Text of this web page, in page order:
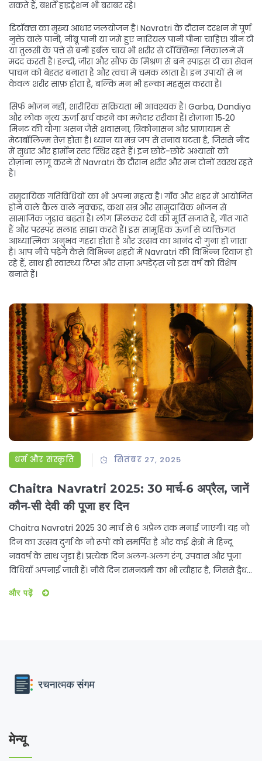
सकते हैं, बशर्ते हाइड्रेशन भी बराबर रहे।
डिटॉक्स का मुख्य आधार जलयोजन है। Navratri के दौरान दरशन में पूर्ण
नुक्ते वाले पानी, नींबू पानी या जमे हुए नारियल पानी पीना चाहिए। ग्रीन टी
या तुलसी के पत्ते से बनी हर्बल चाय भी शरीर से टॉक्सिन्स निकालने में
मदद करती है। हल्दी, जीरा और सौंफ के मिश्रण से बने स्पाइस टी का सेवन
पाचन को बेहतर बनाता है और त्वचा में चमक लाता है। इन उपायों से न
केवल शरीर साफ़ होता है, बल्कि मन भी हल्का महसूस करता है।
सिर्फ भोजन नहीं, शारीरिक सक्रियता भी आवश्यक है। Garba, Dandiya
और लोक नृत्य ऊर्जा खर्च करने का मज़ेदार तरीका हैं। रोज़ाना 15‑20
मिनट की योगा असन जैसे शवासना, त्रिकोनासन और प्राणायाम से
मेटाबॉलिज़्म तेज़ होता है। ध्यान या मंत्र जप से तनाव घटता है, जिससे नींद
में सुधार और हार्मोन स्तर स्थिर रहते हैं। इन छोटे-छोटे अभ्यासों को
रोज़ाना लागू करने से Navratri के दौरान शरीर और मन दोनों स्वस्थ रहते
हैं।
समुदायिक गतिविधियों का भी अपना महत्व है। गाँव और शहर में आयोजित
होने वाले कैल वाले नुक्कड़, कथा सत्र और सामुदायिक भोजन से
सामाजिक जुड़ाव बढ़ता है। लोग मिलकर देवी की मूर्ति सजाते हैं, गीत गाते
हैं और परस्पर सलाह साझा करते हैं। इस सामूहिक ऊर्जा से व्यक्तिगत
आध्यात्मिक अनुभव गहरा होता है और उत्सव का आनंद दो गुना हो जाता
है। आप नीचे पढ़ेंगे कैसे विभिन्न शहरों में Navratri की विभिन्न रिवाज हो
रहे हैं, साथ ही स्वास्थ्य टिप्स और ताज़ा अपडेट्स जो इस वर्ष को विशेष
बनाते हैं।
धर्म और संस्कृति सितंबर 27, 2025
Chaitra Navratri 2025: 30 मार्च‑6 अप्रैल, जानें
कौन‑सी देवी की पूजा हर दिन
Chaitra Navratri 2025 30 मार्च से 6 अप्रैल तक मनाई जाएगी। यह नौ
दिन का उत्सव दुर्गा के नौ रूपों को समर्पित है और कई क्षेत्रों में हिन्दू
नववर्ष के साथ जुड़ा है। प्रत्येक दिन अलग‑अलग रंग, उपवास और पूजा
विधियाँ अपनाई जाती हैं। नौवें दिन रामनवमी का भी त्यौहार है, जिससे द्वैध
और पढ़ें
मेन्यू